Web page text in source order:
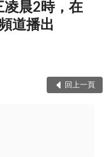
凌晨2時，在
道播出
回上一頁